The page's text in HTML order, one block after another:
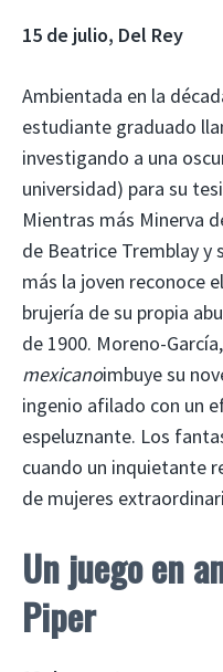
15 de julio, Del Rey
Ambientada en la
estudiante graduado
investigando a una
universidad) para su
Mientras más Minerva
de Beatrice Tremblay y
más la joven reconoce
brujería de su propia
de 1900. Moreno-
mexicanoimbuye su
ingenio afilado con un
espeluznante. Los
cuando un inquietante
de mujeres
Un juego en
Piper